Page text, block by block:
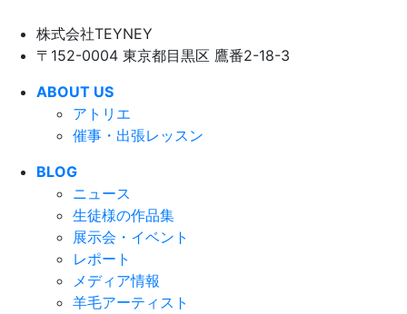
株式会社TEYNEY
〒152-0004 東京都目黒区 鷹番2-18-3
ABOUT US
アトリエ
催事・出張レッスン
BLOG
ニュース
生徒様の作品集
展示会・イベント
レポート
メディア情報
羊毛アーティスト